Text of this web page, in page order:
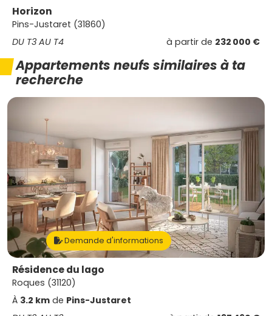
Horizon
Pins-Justaret (31860)
DU T3 AU T4
à partir de 232 000 €
Appartements neufs similaires à ta
recherche
Demande d'informations
Résidence du lago
Roques (31120)
À 3.2 km de Pins-Justaret